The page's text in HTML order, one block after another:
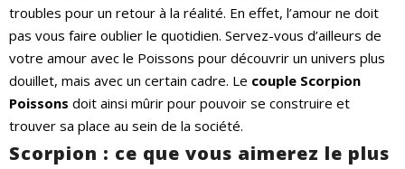
troubles pour un retour à la réalité. En effet, l’amour ne doit
pas vous faire oublier le quotidien. Servez-vous d’ailleurs de
votre amour avec le Poissons pour découvrir un univers plus
douillet, mais avec un certain cadre. Le couple Scorpion
Poissons doit ainsi mûrir pour pouvoir se construire et
trouver sa place au sein de la société.
Scorpion : ce que vous aimerez le plus